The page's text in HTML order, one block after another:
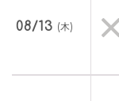
08/13 (木)